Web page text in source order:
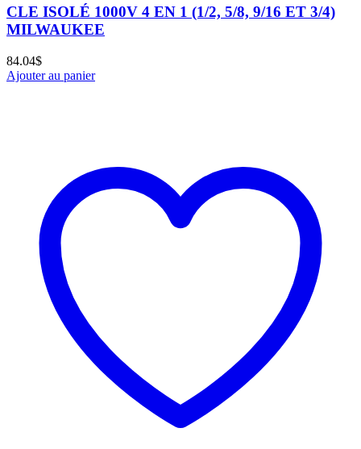
CLE ISOLÉ 1000V 4 EN 1 (1/2, 5/8, 9/16 ET 3/4)
MILWAUKEE
84.04$
Ajouter au panier